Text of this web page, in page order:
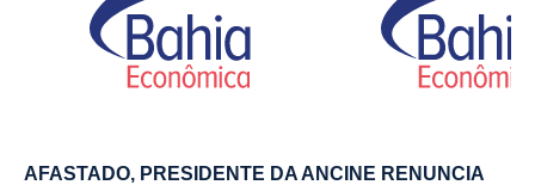
AFASTADO, PRESIDENTE DA ANCINE RENUNCIA